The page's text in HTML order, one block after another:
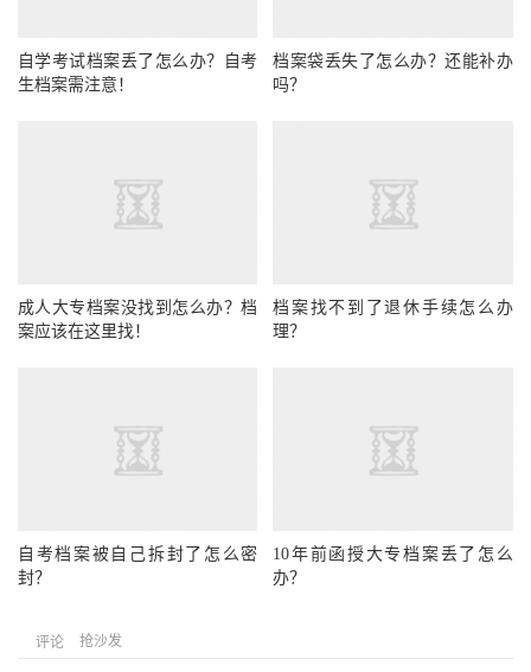
自学考试档案丢了怎么办？自考
生档案需注意！
档案袋丢失了怎么办？还能补办
吗？
成人大专档案没找到怎么办？档
案应该在这里找！
档案找不到了退休手续怎么办
理？
自考档案被自己拆封了怎么密
封？
10年前函授大专档案丢了怎么
办？
评论 抢沙发